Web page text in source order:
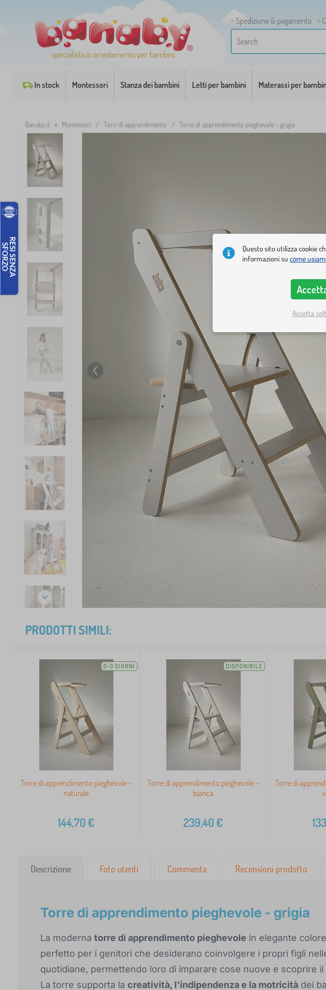
specialista in arredamento per bambini
Spedizione & pagamento
In stock Montessori Stanza dei bambini Letti per bambini Materassi per
Banaby.it » Montessori / Torri di apprendimento / Torre di apprendimento pieghevole - grigia
PRODOTTI SIMILI:
2-3 GIORNI
Torre di apprendimento pieghevole -
naturale
144,70€
DISPONIBILE
Torre di apprendimento pieghevole -
bianca
239,40€
Torre di
Descrizione Foto utenti Commenta Recensioni prodotto
Torre di apprendimento pieghevole - grigia
La moderna torre di apprendimento pieghevole in elegante
perfetto per i genitori che desiderano coinvolgere i propri figli
quotidiane, permettendo loro di imparare cose nuove e scoprire
La torre supporta la creatività, l'indipendenza e la motricità dei
Questo sito utilizza cookie
informazioni su come
Accetta